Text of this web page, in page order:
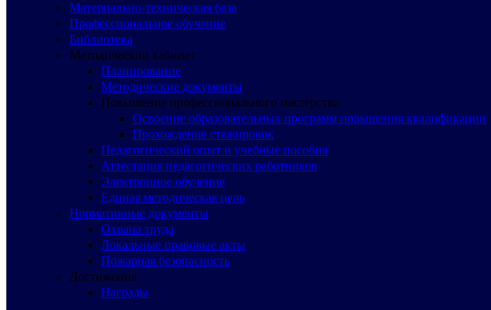
Материально-техническая база
Профессиональное обучение
Библиотека
Методический кабинет
Планирование
Методические документы
Повышение профессионального мастерства
Освоение образовательных программ повышения квалификации
Прохождение стажировок
Педагогический опыт и учебные пособия
Аттестация педагогических работников
Электронное обучение
Единая методическая цель
Нормативные документы
Охрана труда
Локальные правовые акты
Пожарная безопасность
Достижения
Награды